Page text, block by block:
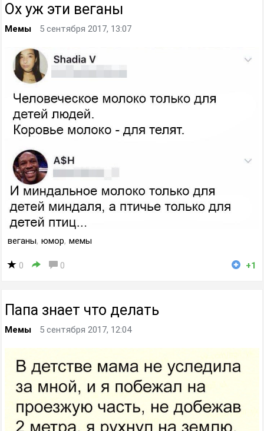
Ох уж эти веганы
Мемы 5 сентября 2017, 13:07
веганы, юмор, мемы
0 0 +1
Папа знает что делать
Мемы 5 сентября 2017, 12:04